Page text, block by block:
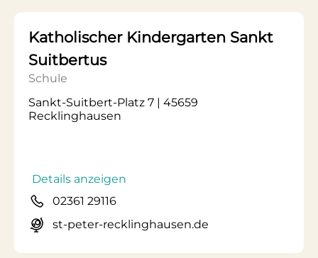
Katholischer Kindergarten Sankt
Suitbertus
Schule
Sankt-Suitbert-Platz 7 | 45659
Recklinghausen
Details anzeigen
02361 29116
st-peter-recklinghausen.de